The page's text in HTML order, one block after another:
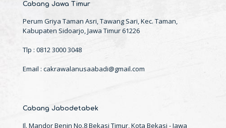
Cabang Jawa Timur
Perum Griya Taman Asri, Tawang Sari, Kec. Taman,
Kabupaten Sidoarjo, Jawa Timur 61226
Tlp : 0812 3000 3048
Email : cakrawalanusaabadi@gmail.com
Cabang Jabodetabek
Jl. Mandor Benin No.8 Bekasi Timur, Kota Bekasi - Jawa